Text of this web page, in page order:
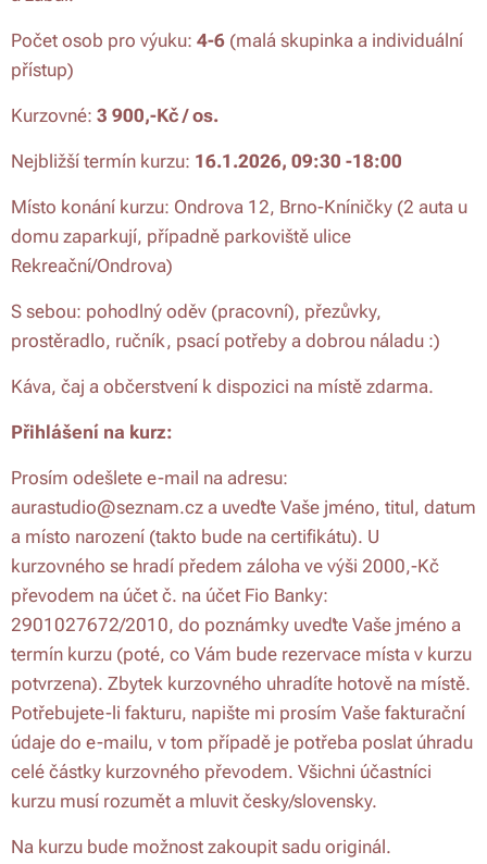
Počet osob pro výuku: 4-6 (malá skupinka a individuální
přístup)
Kurzovné: 3 900,-Kč / os.
Nejbližší termín kurzu: 16.1.2026, 09:30 -18:00
Místo konání kurzu: Ondrova 12, Brno-Kníničky (2 auta u
domu zaparkují, případně parkoviště ulice
Rekreační/Ondrova)
S sebou: pohodlný oděv (pracovní), přezůvky,
prostěradlo, ručník, psací potřeby a dobrou náladu :)
Káva, čaj a občerstvení k dispozici na místě zdarma.
Přihlášení na kurz:
Prosím odešlete e-mail na adresu:
aurastudio@seznam.cz a uveďte Vaše jméno, titul, datum
a místo narození (takto bude na certifikátu). U
kurzovného se hradí předem záloha ve výši 2000,-Kč
převodem na účet č. na účet Fio Banky:
2901027672/2010, do poznámky uveďte Vaše jméno a
termín kurzu (poté, co Vám bude rezervace místa v kurzu
potvrzena). Zbytek kurzovného uhradíte hotově na místě.
Potřebujete-li fakturu, napište mi prosím Vaše fakturační
údaje do e-mailu, v tom případě je potřeba poslat úhradu
celé částky kurzovného převodem. Všichni účastníci
kurzu musí rozumět a mluvit česky/slovensky.
Na kurzu bude možnost zakoupit sadu originál.